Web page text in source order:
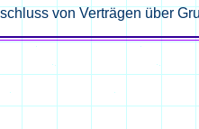
von Verträgen über